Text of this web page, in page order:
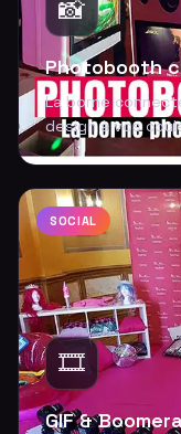
📸
Photobooth
La borne
design à vos
SOCIAL
🎞️
GIF &